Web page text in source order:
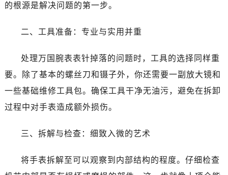
的根源是解决问题的第一步。
二、工具准备：专业与实用并重
处理万国腕表表针掉落的问题时，工具的选择同样重
要。除了基本的螺丝刀和镊子外，你还需要一副放大镜和
一些基础维修工具包。确保工具干净无油污，避免在拆卸
过程中对手表造成额外损伤。
三、拆解与检查：细致入微的艺术
将手表拆解至可以观察到内部结构的程度。仔细检查